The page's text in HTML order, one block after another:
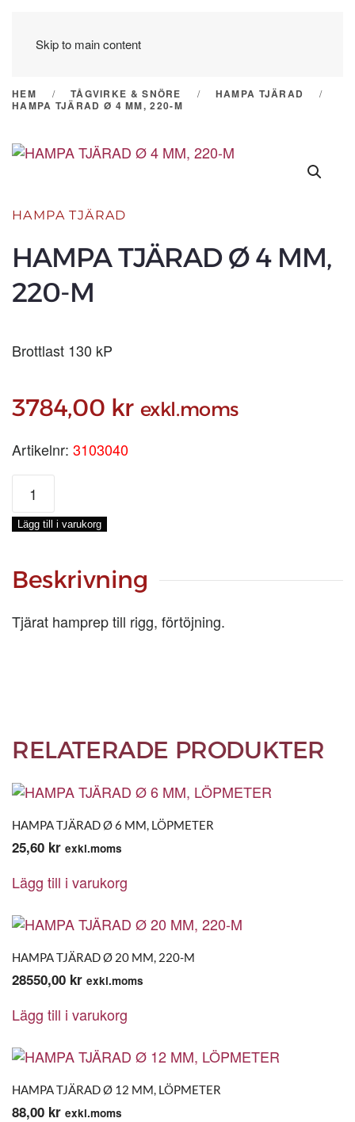
Skip to main content
HEM TÅGVIRKE & SNÖRE
HAMPA TJÄRAD
HAMPA TJÄRAD Ø 4 MM, 220-M
HAMPA TJÄRAD
HAMPA TJÄRAD Ø 4 MM,
220-M
Brottlast 130 kP
3784,00 kr exkl.moms
Artikelnr: 3103040
HAMPA
TJÄRAD
Ø
4
220-
M
Lägg till i varukorg
Beskrivning
Tjärat hamprep till rigg, förtöjning.
RELATERADE PRODUKTER
HAMPA TJÄRAD Ø 6 MM, LÖPMETER
25,60 kr exkl.moms
Lägg till i varukorg
HAMPA TJÄRAD Ø 20 MM, 220-M
28550,00 kr exkl.moms
Lägg till i varukorg
HAMPA TJÄRAD Ø 12 MM, LÖPMETER
88,00 kr exkl.moms